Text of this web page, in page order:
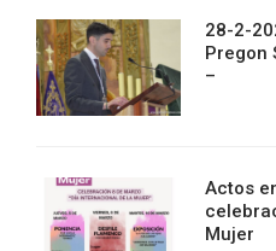
28-2-
Pregon
–
Actos
Mujer